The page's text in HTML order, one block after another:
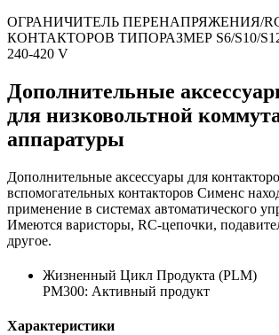
ОГРАНИЧИТЕЛЬ ПЕРЕНАПРЯЖЕНИЯ/
КОНТАКТОРОВ ТИПОРАЗМЕР S6/S10/
240-420 V
Дополнительные
для низковольтной
аппаратуры
Дополнительные аксессуары для
вспомогательных контакторов Сименс
применение в системах автоматического
Имеются варисторы, RC-цепочки,
другое.
Жизненный Цикл Продукта (PLM)
PM300: Активный продукт
Характеристики